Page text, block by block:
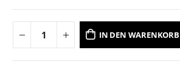
IN DEN WARENKORB